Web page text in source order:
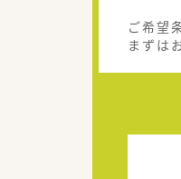
ご希望
まずは